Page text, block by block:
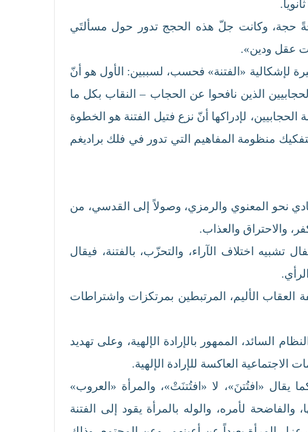
حجة، وكانت جلّ هذه الحجج تدور حول مسألتَي
عقل ودين».
لإشكالية «الفتنة» فحسب، لسببين: الأول هو أنّ
الذين نافحوا عن الحجاب – النقاب بكل ما
لإدراكها أنّ نزع فتيل الفتنة هو الخطوة
منظومة المفاهيم التي تدور في فلك براديغم
نحو المعنوي والرمزي، وصولاً إلى القدسي، من
والاحتراق والعذاب.
تشبيه اختلاف الآراء، والتحزّب، بالفتنة، فيقال
العقاب الأليم، المرتبطين بمرتكزات واشتراطات
السائد، الممهور بالإرادة الإلهية، وعلى تهديد
العاكسة للإرادة الإلهية.
يقال «افتُتنَ»، لا «افتُتنَتْ»، والمرأة «العروب»
لأمره، والوله بالمرأة يقود إلى الفتنة